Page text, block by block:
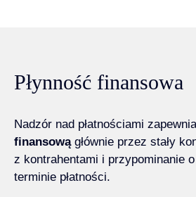
Płynność finansowa
Nadzór nad płatnościami
finansowągłównie przez stały
z kontrahentami i przypominanie
terminie płatności.